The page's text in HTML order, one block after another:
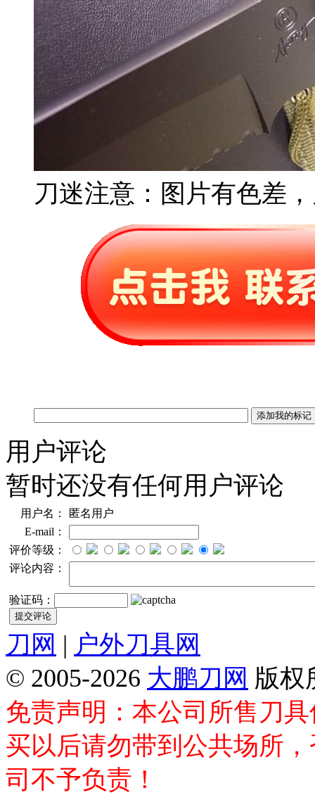
刀迷注意：图片有色差
用户评论
暂时还没有任何用户评论
用户名：
匿名用户
E-mail：
评价等级：
评论内容：
验证码：
刀网 | 户外刀具网
© 2005-2026 大鹏刀网 版权
免责声明：本公司所售刀
买以后请勿带到公共场所
司不予负责！